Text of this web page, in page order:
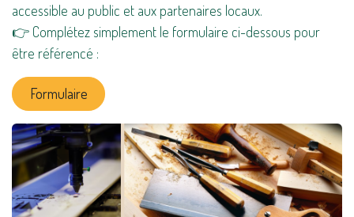
accessible au public et aux partenaires locaux.
👉 Complétez simplement le formulaire ci-dessous pour
être référencé :
Formulaire